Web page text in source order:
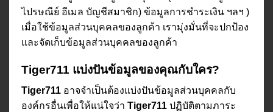
ไปรษณีย์ อีเมล บัญชีสมาชิก) ข้อมูลการชำระเงิน ฯลฯ )
เมื่อใช้ข้อมูลส่วนบุคคลของลูกค้า เรามุ่งมั่นที่จะปกป้อง
และจัดเก็บข้อมูลส่วนบุคคลของลูกค้า
Tiger711 แบ่งปันข้อมูลของคุณกับใคร?
Tiger711 อาจจำเป็นต้องแบ่งปันข้อมูลส่วนบุคคลกับ
องค์กรอื่นเพื่อให้แน่ใจว่า Tiger711 ปฏิบัติตามภาระ